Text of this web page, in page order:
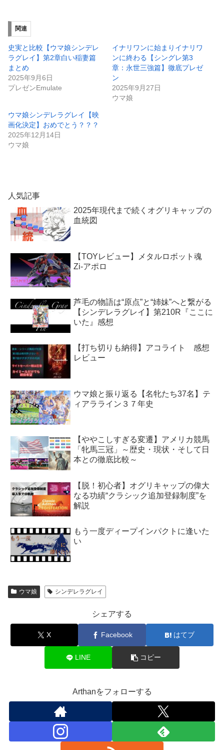
関連
史実と比較【ウマ娘シンデレ
ラグレイ】第2章白い稲妻篇
まとめ
2025年9月6日
プレゼンEmulate
イナリワンに始まりイナリワ
ンに終わる【シングレ第3
章：永世三強篇】徹底プレゼ
ン
2025年9月27日
ウマ娘
ウマ娘シンデレラグレイ【映
画化決定】おめでとう？？？
2025年12月14日
ウマ娘
人気記事
2025年現代まで続くオグリキャップの
血統図
【TOYレビュー】メタルロボット魂
Zi-アポロ
芦毛の物語は“原点”と“姉妹”へと繋がる
【シンデレラグレイ】第210R『ここに
いた』感想
【打ち切りも納得】アコライト 感想
レビュー
ウマ娘と振り返る【名牝たち37名】テ
ィアラライン３７年史
【ややこしすぎる変遷】アメリカ競馬
「牝馬三冠」～歴史・現状・そして日
本との徹底比較～
【脱！初心者】オグリキャップの偉大
なる功績“クラシック追加登録制度”を
解説
もう一度ディープインパクトに逢いた
い
ウマ娘 シンデレラグレイ
シェアする
X Facebook はてブ
LINE コピー
Arthanをフォローする